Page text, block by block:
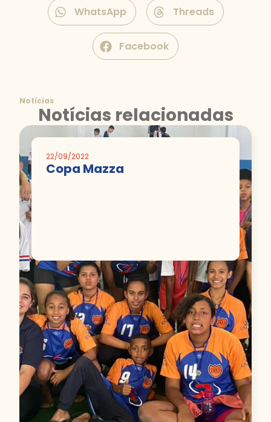
WhatsApp
Threads
Facebook
Notícias
Notícias relacionadas
22/09/2022
Copa Mazza